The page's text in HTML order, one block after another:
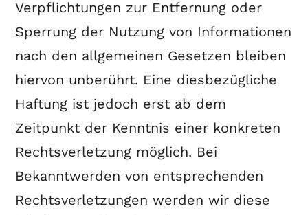
Verpflichtungen zur Entfernung oder
Sperrung der Nutzung von Informationen
nach den allgemeinen Gesetzen bleiben
hiervon unberührt. Eine diesbezügliche
Haftung ist jedoch erst ab dem
Zeitpunkt der Kenntnis einer konkreten
Rechtsverletzung möglich. Bei
Bekanntwerden von entsprechenden
Rechtsverletzungen werden wir diese